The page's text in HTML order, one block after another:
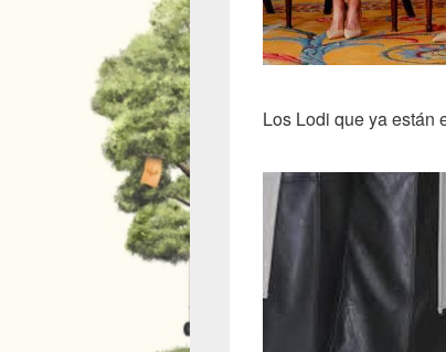
Los Lodi que ya están